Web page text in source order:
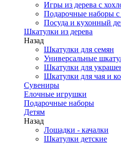
Игры из дерева с
Подарочные наборы
Посуда и кухонный
Шкатулки из дерева
Назад
Шкатулки для семян
Универсальные
Шкатулки для
Шкатулки для чая и
Сувениры
Елочные игрушки
Подарочные наборы
Детям
Назад
Лошадки - качалки
Шкатулки детские